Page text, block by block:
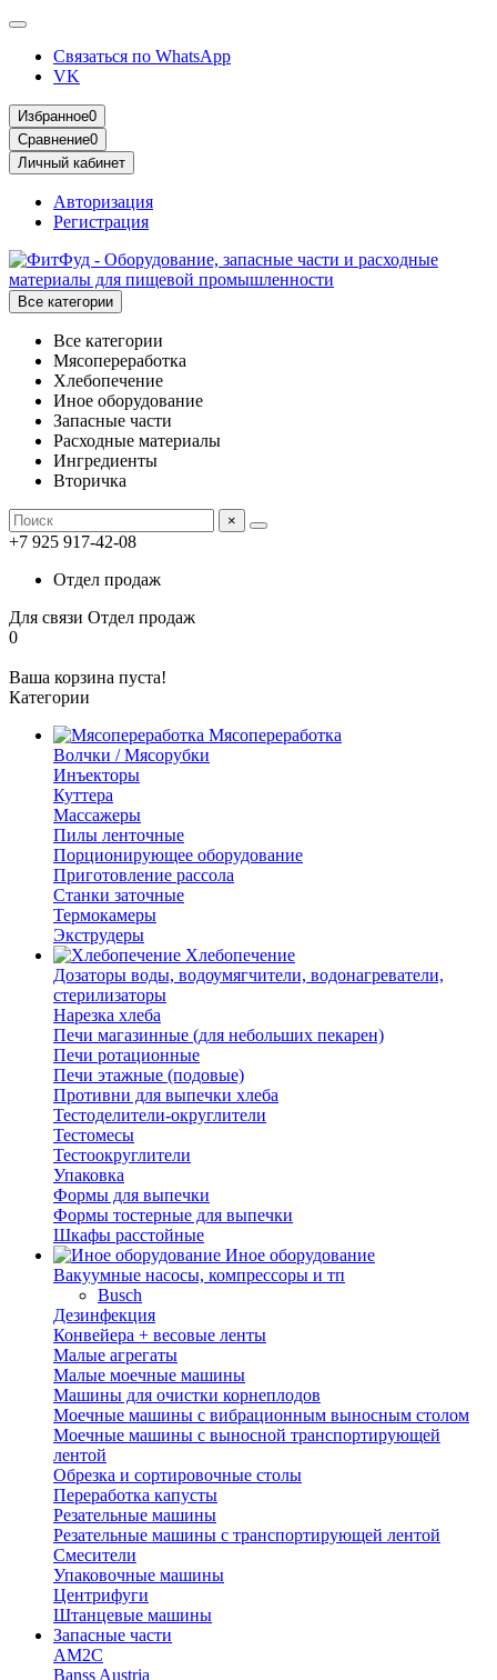
Связаться по WhatsApp
VK
Избранное0
Сравнение0
Личный кабинет
Авторизация
Регистрация
Все категории
Все категории
Мясопереработка
Хлебопечение
Иное оборудование
Запасные части
Расходные материалы
Ингредиенты
Вторичка
×
+7 925 917-42-08
Отдел продаж
Для связи Отдел продаж
0
Ваша корзина пуста!
Категории
Мясопереработка
Волчки / Мясорубки
Инъекторы
Куттера
Массажеры
Пилы ленточные
Порционирующее оборудование
Приготовление рассола
Станки заточные
Термокамеры
Экструдеры
Хлебопечение
Дозаторы воды, водоумягчители, водонагреватели,
стерилизаторы
Нарезка хлеба
Печи магазинные (для небольших пекарен)
Печи ротационные
Печи этажные (подовые)
Противни для выпечки хлеба
Тестоделители-округлители
Тестомесы
Тестоокруглители
Упаковка
Формы для выпечки
Формы тостерные для выпечки
Шкафы расстойные
Иное оборудование
Вакуумные насосы, компрессоры и тп
Busch
Дезинфекция
Конвейера + весовые ленты
Малые агрегаты
Малые моечные машины
Машины для очистки корнеплодов
Моечные машины с вибрационным выносным столом
Моечные машины с выносной транспортирующей
лентой
Обрезка и сортировочные столы
Переработка капусты
Резательные машины
Резательные машины с транспортирующей лентой
Смесители
Упаковочные машины
Центрифуги
Штанцевые машины
Запасные части
AM2C
Banss Austria